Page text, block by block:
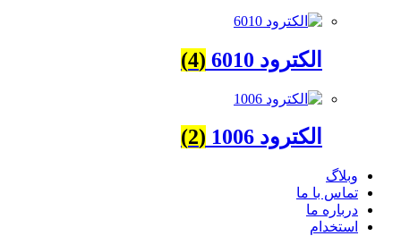
الکترود 6010 (4)
الکترود 1006 (2)
وبلاگ
تماس با ما
درباره ما
استخدام